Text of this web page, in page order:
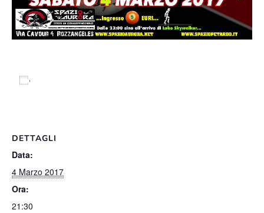
DETTAGLI
Data:
4 Marzo 2017
Ora:
21:30